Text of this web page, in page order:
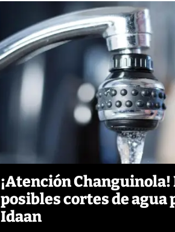
¡Atención
posibles cortes de
Idaan